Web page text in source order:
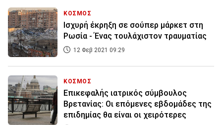
ΚΟΣΜΟΣ
Ισχυρή έκρηξη σε σούπερ μάρκετ στη
Ρωσία - Ένας τουλάχιστον τραυματίας
12 Φεβ 2021 09:29
ΚΟΣΜΟΣ
Επικεφαλής ιατρικός σύμβουλος
Βρετανίας: Οι επόμενες εβδομάδες της
επιδημίας θα είναι οι χειρότερες